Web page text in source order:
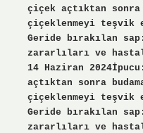
çiçek açtıktan
çiçeklenmeyi
Geride bırakılan
zararlıları ve
14 Haziran
açtıktan sonra
çiçeklenmeyi
Geride bırakılan
zararlıları ve